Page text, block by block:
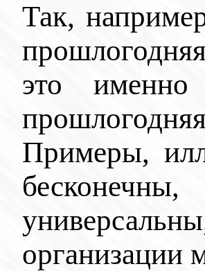
Так,
это
Примеры,
организации